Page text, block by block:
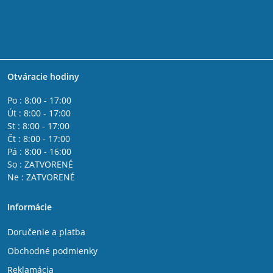
Otváracie hodiny
Po : 8:00 - 17:00
Út : 8:00 - 17:00
St : 8:00 - 17:00
Čt : 8:00 - 17:00
Pá : 8:00 - 16:00
So : ZATVORENÉ
Ne : ZATVORENÉ
Informácie
Doručenie a platba
Obchodné podmienky
Reklamácia